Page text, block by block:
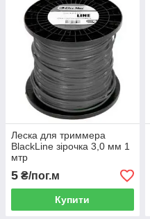
Леска для триммера
BlackLine зірочка 3,0 мм 1
мтр
5 ₴/пог.м
Купити